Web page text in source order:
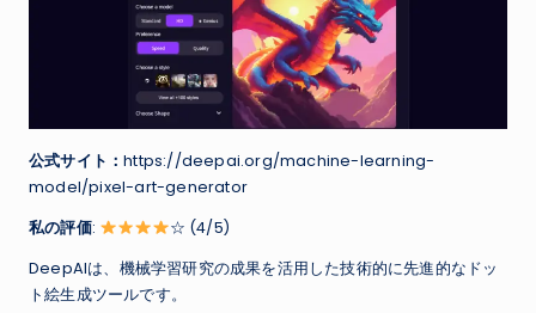
公式サイト：https://deepai.org/machine-learning-
model/pixel-art-generator
私の評価:
☆ (4/5)
DeepAIは、機械学習研究の成果を活用した技術的に先進的なドッ
ト絵生成ツールです。